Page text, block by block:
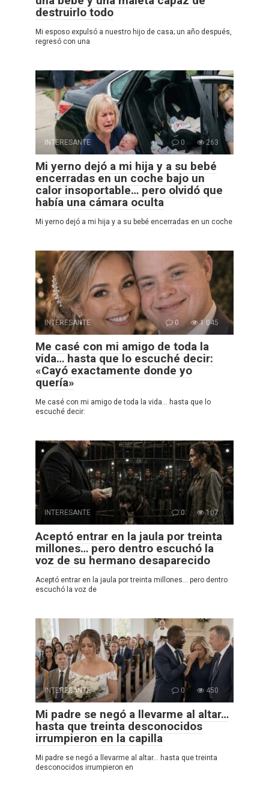
destruirlo todo
Mi esposo expulsó a nuestro hijo de casa; un año después,
regresó con una
INTERESANTE 0 263
Mi yerno dejó a mi hija y a su bebé
encerradas en un coche bajo un
calor insoportable… pero olvidó que
había una cámara oculta
Mi yerno dejó a mi hija y a su bebé encerradas en un coche
INTERESANTE 0 1 045
Me casé con mi amigo de toda la
vida… hasta que lo escuché decir:
«Cayó exactamente donde yo
quería»
Me casé con mi amigo de toda la vida… hasta que lo
escuché decir:
INTERESANTE 0 107
Aceptó entrar en la jaula por treinta
millones… pero dentro escuchó la
voz de su hermano desaparecido
Aceptó entrar en la jaula por treinta millones… pero dentro
escuchó la voz de
INTERESANTE 0 450
Mi padre se negó a llevarme al altar…
hasta que treinta desconocidos
irrumpieron en la capilla
Mi padre se negó a llevarme al altar… hasta que treinta
desconocidos irrumpieron en